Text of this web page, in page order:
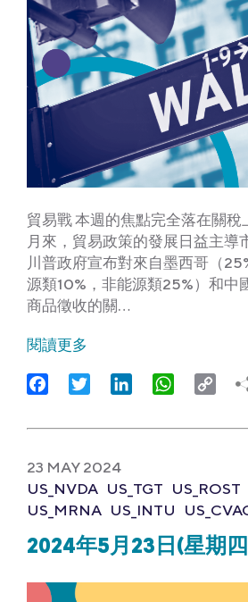
貿易戰 本週的焦點完全落在關稅
月來，貿易政策的發展日益主導
川普政府宣布對來自墨西哥（
源類10%，非能源類25%）和中
商品徵收的關…
閱讀更多
FacebookTwitter LinkedIn WhatsApp
23 MAY 2024
US_NVDA US_TGT US_ROST
US_MRNA US_INTU
2024年5月23日(星期